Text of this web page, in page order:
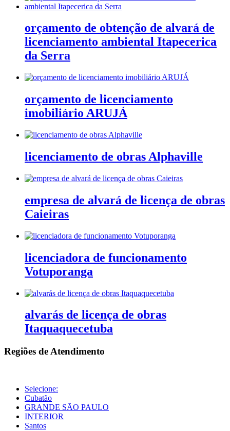
orçamento de obtenção de alvará de
licenciamento ambiental Itapecerica
da Serra
orçamento de licenciamento
imobiliário ARUJÁ
licenciamento de obras Alphaville
empresa de alvará de licença de obras
Caieiras
licenciadora de funcionamento
Votuporanga
alvarás de licença de obras
Itaquaquecetuba
Regiões de Atendimento
Selecione:
Cubatão
GRANDE SÃO PAULO
INTERIOR
Santos